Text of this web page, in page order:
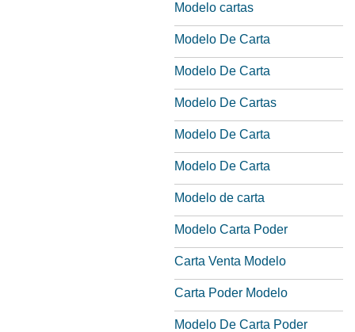
Modelo cartas
Modelo De Carta
Modelo De Carta
Modelo De Cartas
Modelo De Carta
Modelo De Carta
Modelo de carta
Modelo Carta Poder
Carta Venta Modelo
Carta Poder Modelo
Modelo De Carta Poder